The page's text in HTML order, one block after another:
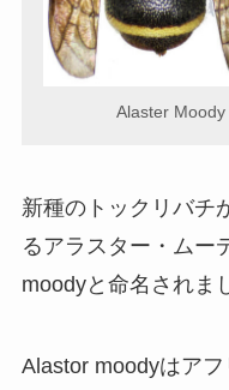
Alaster
新種のトックリバチ
るアラスター・ムー
moodyと命名されま
Alastor moodyはアフ